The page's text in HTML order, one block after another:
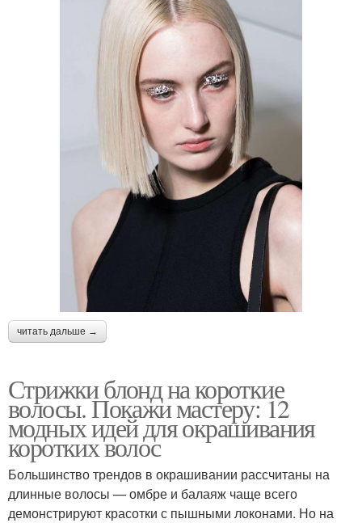
читать дальше →
Стрижки блонд на короткие
волосы. Покажи мастеру: 12
модных идей для окрашивания
коротких волос
Большинство трендов в окрашивании рассчитаны на
длинные волосы — омбре и балаяж чаще всего
демонстрируют красотки с пышными локонами. Но на